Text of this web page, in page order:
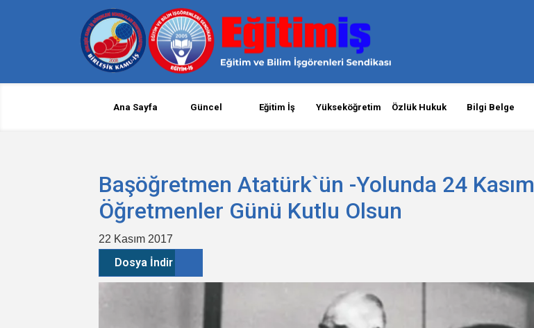
Ana Sayfa Güncel Eğitim İş Yükseköğretim Özlük Hukuk Bilgi Belge
Başöğretmen Atatürk`ün -Yolunda 24 Kasım
Öğretmenler Günü Kutlu Olsun
22 Kasım 2017
Dosya İndir